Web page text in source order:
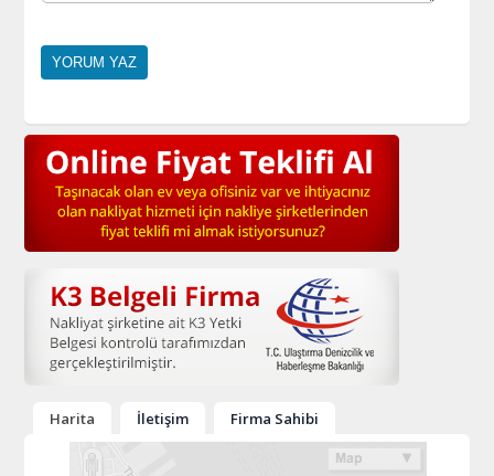
Harita İletişim Firma Sahibi